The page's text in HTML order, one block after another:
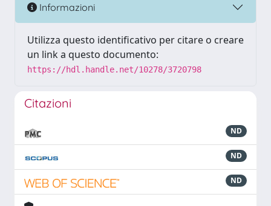
Informazioni
Utilizza questo identificativo per citare o creare
un link a questo documento:
https://hdl.handle.net/10278/3720798
Citazioni
ND
ND
ND